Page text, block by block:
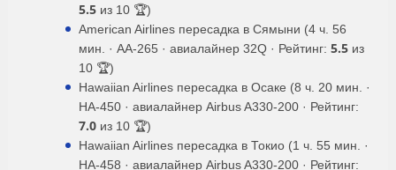
5.5 из 10 🏆)
American Airlines пересадка в Сямыни (4 ч. 56
мин. · AA-265 · авиалайнер 32Q · Рейтинг: 5.5 из
10 🏆)
Hawaiian Airlines пересадка в Осаке (8 ч. 20 мин. ·
HA-450 · авиалайнер Airbus A330-200 · Рейтинг:
7.0 из 10 🏆)
Hawaiian Airlines пересадка в Токио (1 ч. 55 мин. ·
HA-458 · авиалайнер Airbus A330-200 · Рейтинг: